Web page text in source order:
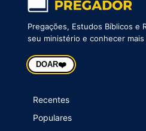
Pregações, Estudos Bíblicos e
seu ministério e conhecer mais
DOAR❤️
Recentes
Populares